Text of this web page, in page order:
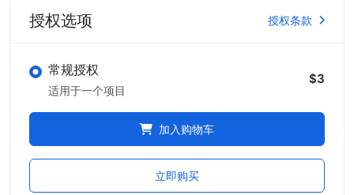
授权选项 授权条款
常规授权
适用于一个项目
$3
加入购物车
立即购买